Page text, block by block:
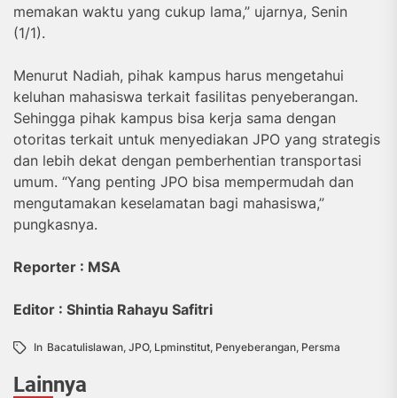
memakan waktu yang cukup lama,” ujarnya, Senin
(1/1).
Menurut Nadiah, pihak kampus harus mengetahui
keluhan mahasiswa terkait fasilitas penyeberangan.
Sehingga pihak kampus bisa kerja sama dengan
otoritas terkait untuk menyediakan JPO yang strategis
dan lebih dekat dengan pemberhentian transportasi
umum. “Yang penting JPO bisa mempermudah dan
mengutamakan keselamatan bagi mahasiswa,”
pungkasnya.
Reporter : MSA
Editor : Shintia Rahayu Safitri
In Bacatulislawan, JPO, Lpminstitut, Penyeberangan, Persma
Lainnya